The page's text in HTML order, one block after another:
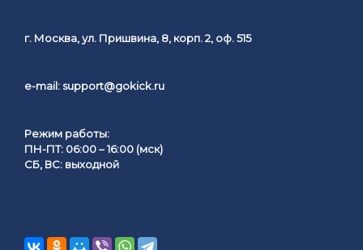
г. Москва, ул. Пришвина, 8, корп. 2, оф. 515
e-mail: support@gokick.ru
Режим работы:
ПН-ПТ: 06:00 – 16:00 (мск)
СБ, ВС: выходной